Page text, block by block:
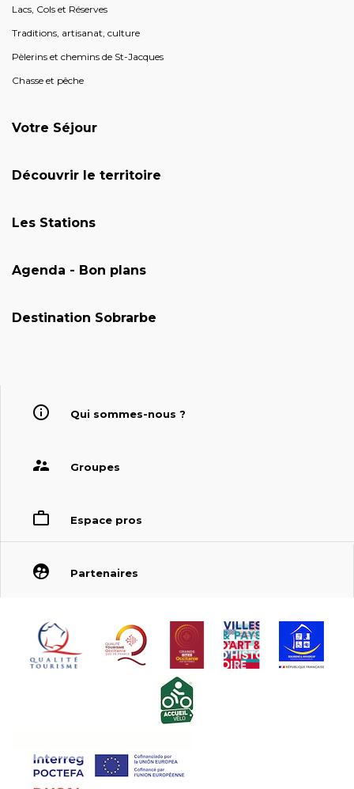
Lacs, Cols et Réserves
Traditions, artisanat, culture
Pèlerins et chemins de St-Jacques
Chasse et pêche
Votre Séjour
Découvrir le territoire
Les Stations
Agenda - Bon plans
Destination Sobrarbe
Qui sommes-nous ?
Groupes
Espace pros
Partenaires